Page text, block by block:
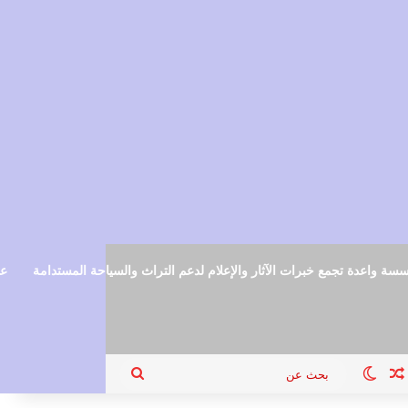
واعدة تجمع خبرات الآثار والإعلام لدعم التراث والسياحة المستدامة
الدخول
مقال عشوائي
الوضع المظلم
بحث